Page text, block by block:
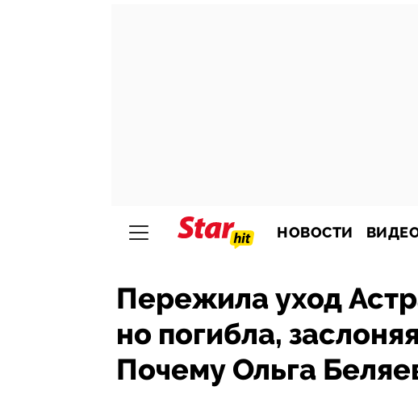
НОВОСТИ
Пережила уход
но погибла,
Почему Ольга